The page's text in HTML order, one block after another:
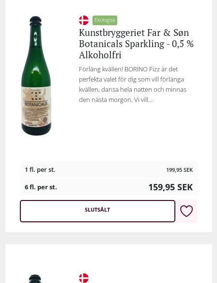
Ekologisk
Kunstbryggeriet Far & Søn
Botanicals Sparkling - 0,5 %
Alkoholfri
Förläng kvällen! BORINO Fizz är det
perfekta valet för dig som vill förlänga
kvällen, dansa hela natten och minnas
den nästa morgon. Vi vill...
1 fl. per st. 199,95 SEK
6 fl. per st. 159,95 SEK
SLUTSÅLT